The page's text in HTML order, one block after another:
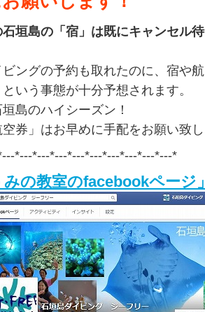
垣島の「宿」は既にキャンセル
ングの予約も取れたのに、宿や
いう事態が十分予想されます。
島のハイシーズン！
空券」はお早めに手配をお願い致
*---*---*---*---*---*---*---*---*---*
みの教室のfacebookページ